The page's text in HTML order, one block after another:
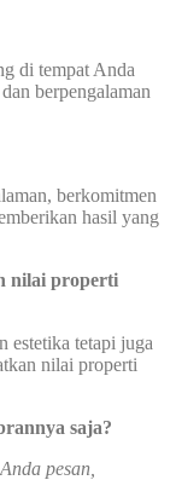
di tempat Anda
berpengalaman
berkomitmen
hasil yang
nilai properti
estetika tetapi juga
nilai properti
saja?
pesan,